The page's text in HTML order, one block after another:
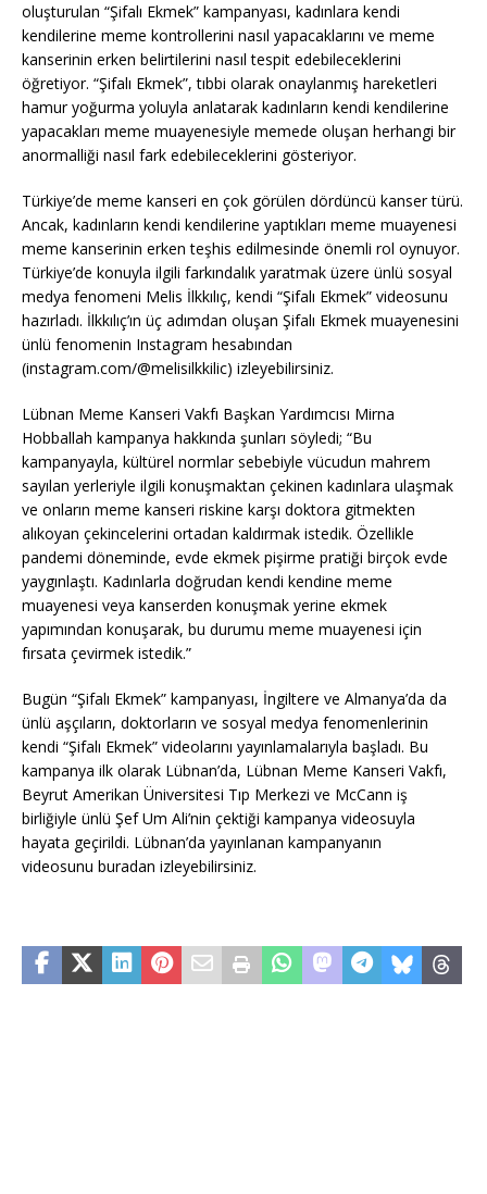
oluşturulan “Şifalı Ekmek” kampanyası, kadınlara kendi
kendilerine meme kontrollerini nasıl yapacaklarını ve meme
kanserinin erken belirtilerini nasıl tespit edebileceklerini
öğretiyor. “Şifalı Ekmek”, tıbbi olarak onaylanmış hareketleri
hamur yoğurma yoluyla anlatarak kadınların kendi kendilerine
yapacakları meme muayenesiyle memede oluşan herhangi bir
anormalliği nasıl fark edebileceklerini gösteriyor.
Türkiye’de meme kanseri en çok görülen dördüncü kanser türü.
Ancak, kadınların kendi kendilerine yaptıkları meme muayenesi
meme kanserinin erken teşhis edilmesinde önemli rol oynuyor.
Türkiye’de konuyla ilgili farkındalık yaratmak üzere ünlü sosyal
medya fenomeni Melis İlkkılıç, kendi “Şifalı Ekmek” videosunu
hazırladı. İlkkılıç’ın üç adımdan oluşan Şifalı Ekmek muayenesini
ünlü fenomenin Instagram hesabından
(instagram.com/@melisilkkilic) izleyebilirsiniz.
Lübnan Meme Kanseri Vakfı Başkan Yardımcısı Mirna
Hobballah kampanya hakkında şunları söyledi; “Bu
kampanyayla, kültürel normlar sebebiyle vücudun mahrem
sayılan yerleriyle ilgili konuşmaktan çekinen kadınlara ulaşmak
ve onların meme kanseri riskine karşı doktora gitmekten
alıkoyan çekincelerini ortadan kaldırmak istedik. Özellikle
pandemi döneminde, evde ekmek pişirme pratiği birçok evde
yaygınlaştı. Kadınlarla doğrudan kendi kendine meme
muayenesi veya kanserden konuşmak yerine ekmek
yapımından konuşarak, bu durumu meme muayenesi için
fırsata çevirmek istedik.”
Bugün “Şifalı Ekmek” kampanyası, İngiltere ve Almanya’da da
ünlü aşçıların, doktorların ve sosyal medya fenomenlerinin
kendi “Şifalı Ekmek” videolarını yayınlamalarıyla başladı. Bu
kampanya ilk olarak Lübnan’da, Lübnan Meme Kanseri Vakfı,
Beyrut Amerikan Üniversitesi Tıp Merkezi ve McCann iş
birliğiyle ünlü Şef Um Ali’nin çektiği kampanya videosuyla
hayata geçirildi. Lübnan’da yayınlanan kampanyanın
videosunu buradan izleyebilirsiniz.